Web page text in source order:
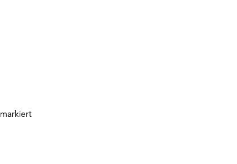
markiert